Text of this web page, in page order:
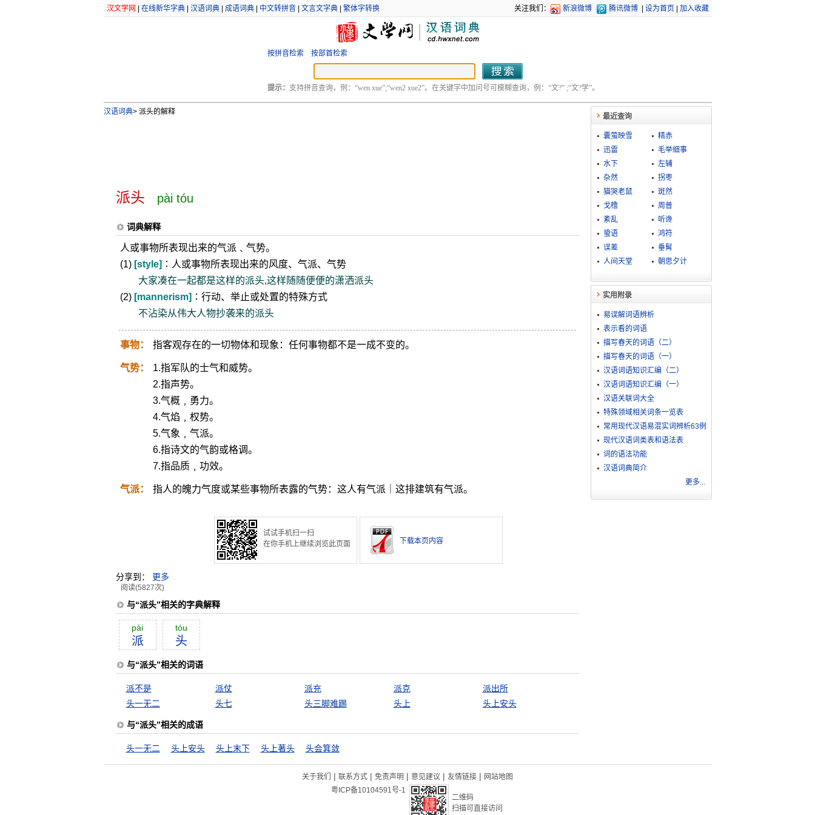
汉文学网 在线新华字典| 汉语词典| 成语词典| 中文转拼音| 文言文字典| 繁体字转换 关注我们： 新浪微博 腾讯微博 设为首页 加入收藏
按拼音检索 按部首检索
提示： 支持拼音查询，例：“wen xue”;“wen2 xue2”。在关键字中加问号可模糊查询，例：“文?” ;“文?学”。
汉语词典>派头的解释
派头 pài tóu
词典解释
人或事物所表现出来的气派﹑气势。
(1) [style] ∶人或事物所表现出来的风度、气派、气势
大家凑在一起都是这样的派头,这样随随便便的潇洒派头
(2) [mannerism] ∶行动、举止或处置的特殊方式
不沾染从伟大人物抄袭来的派头
事物： 指客观存在的一切物体和现象：任何事物都不是一成不变的。
气势：
1.指军队的士气和威势。
2.指声势。
3.气概﹐勇力。
4.气焰﹐权势。
5.气象﹐气派。
6.指诗文的气韵或格调。
7.指品质﹐功效。
气派： 指人的魄力气度或某些事物所表露的气势：这人有气派｜这排建筑有气派。
试试手机扫一扫
在你手机上继续浏览此页面
下载本页内容
分享到： 更多
阅读(5827次)
与“派头”相关的字典解释
pài
派
tóu
头
与“派头”相关的词语
派不是 派仗 派充 派克
派出所
头一无二
头七 头三脚难踢 头上 头上安头
与“派头”相关的成语
头一无二 头上安头 头上末下 头上著头 头会箕敛
最近查询
囊萤映雪
精赤
迅雷
毛举细事
水下
左辅
杂然
拐枣
猫哭老鼠
斑然
戈橹
周普
紊乱
听谗
蛩语
鸿符
误差
垂髾
人间天堂
朝思夕计
实用附录
易误解词语辨析
表示看的词语
描写春天的词语（二）
描写春天的词语（一）
汉语词语知识汇编（二）
汉语词语知识汇编（一）
汉语关联词大全
特殊领域相关词条一览表
常用现代汉语易混实词辨析63例
现代汉语词类表和语法表
词的语法功能
汉语词典简介
更多...
关于我们 | 联系方式 | 免责声明 | 意见建议 | 友情链接 | 网站地图
粤ICP备10104591号-1
二维码
扫描可直接访问